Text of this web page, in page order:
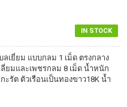
IN STOCK
เยี่ยม แบบกลม 1 เม็ด ตรงกลาง
ยมและเพชรกลม 8 เม็ด น้ำหนัก
รัต ตัวเรือนเป็นทองขาว18K น้ำ